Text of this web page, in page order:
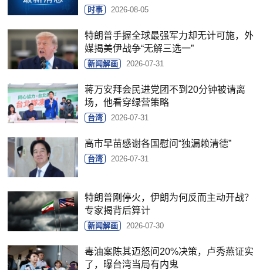
时事 2026-08-05
特朗普手握全球最强军力却无计可施，外
媒揭美伊战争“无解三选一”
新闻解画 2026-07-31
蒋万安拜会民进党团不到20分钟被请离
场，他看穿绿营策略
台湾 2026-07-31
高市早苗感谢各国慰问“独漏赖清德”
台湾 2026-07-31
特朗普刚停火，伊朗为何反而主动开战？
专家揭背后算计
新闻解画 2026-07-30
毒油案陈其迈怒问20%决策，卢秀燕证实
了，曝台湾当局有内鬼